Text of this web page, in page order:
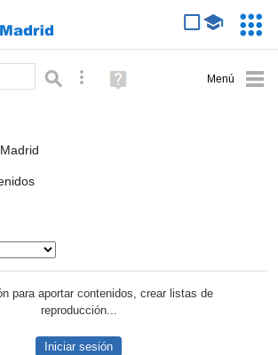
Búsqueda avanzada
Ayuda
(en
para aportar contenidos, crear listas de
reproducción...
Iniciar sesión